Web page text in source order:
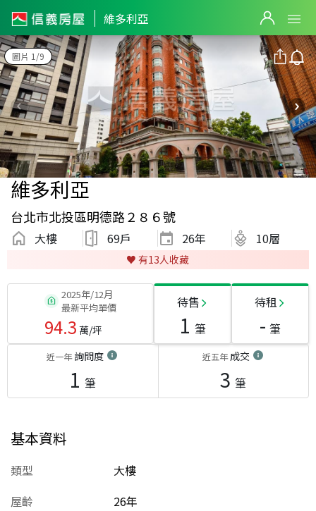
維多利亞
圖片 1/9
維多利亞
台北市北投區明德路２８６號
大樓 69戶 26年 10層
♥️ 有13人收藏
2025年/12月
最新平均單價
94.3 萬/坪
待售
1 筆
待租
- 筆
近一年詢問度
1 筆
近五年成交
3 筆
基本資料
類型
大樓
屋齡
26年